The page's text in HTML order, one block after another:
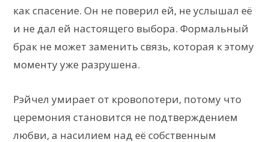
как спасение. Он не поверил ей, не услышал её
и не дал ей настоящего выбора. Формальный
брак не может заменить связь, которая к этому
моменту уже разрушена.
Рэйчел умирает от кровопотери, потому что
церемония становится не подтверждением
любви, а насилием над её собственным